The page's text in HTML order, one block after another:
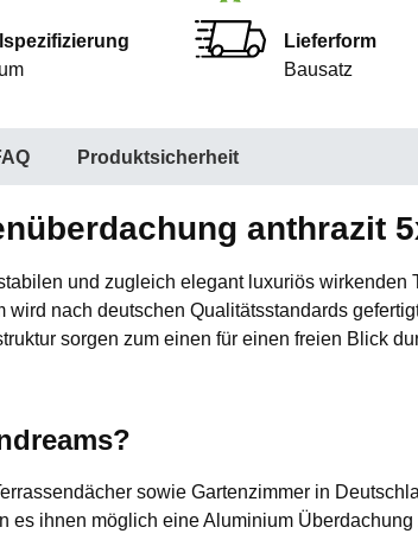
Lieferform
Bausatz
Produktsicherheit
anthrazit
und zugleich elegant luxuriös wirkenden
nach deutschen Qualitätsstandards
sorgen zum einen für einen freien Blick
sowie Gartenzimmer in
es ihnen möglich eine Aluminium